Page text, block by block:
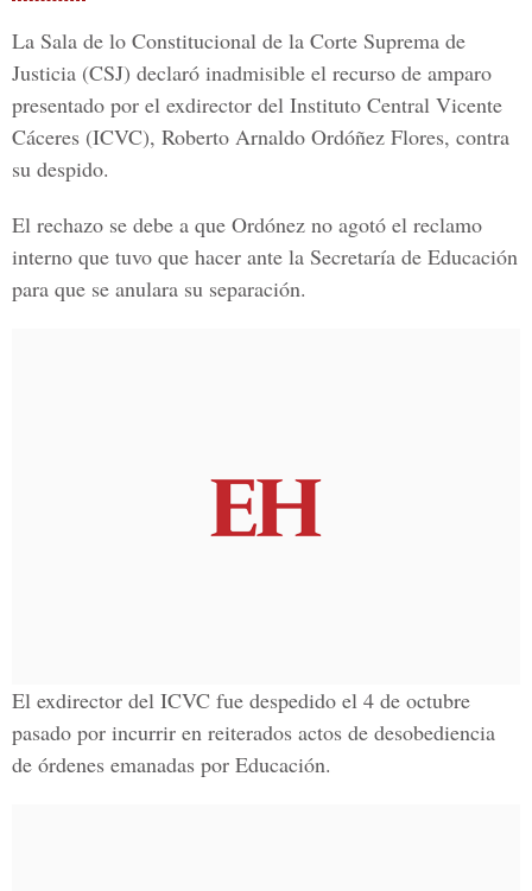
La Sala de lo Constitucional de la Corte Suprema de
Justicia (CSJ) declaró inadmisible el recurso de amparo
presentado por el exdirector del Instituto Central Vicente
Cáceres (ICVC), Roberto Arnaldo Ordóñez Flores, contra
su despido.
El rechazo se debe a que Ordónez no agotó el reclamo
interno que tuvo que hacer ante la Secretaría de Educación
para que se anulara su separación.
El exdirector del ICVC fue despedido el 4 de octubre
pasado por incurrir en reiterados actos de desobediencia
de órdenes emanadas por Educación.